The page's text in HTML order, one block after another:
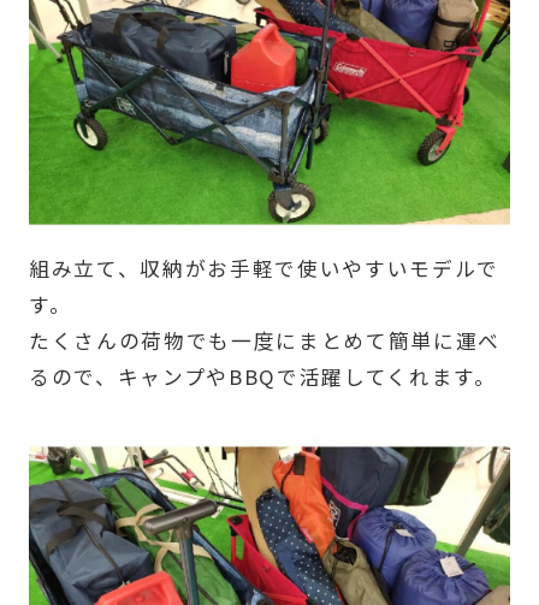
組み立て、収納がお手軽で使いやすいモデルで
す。
たくさんの荷物でも一度にまとめて簡単に運べ
るので、キャンプやBBQで活躍してくれます。